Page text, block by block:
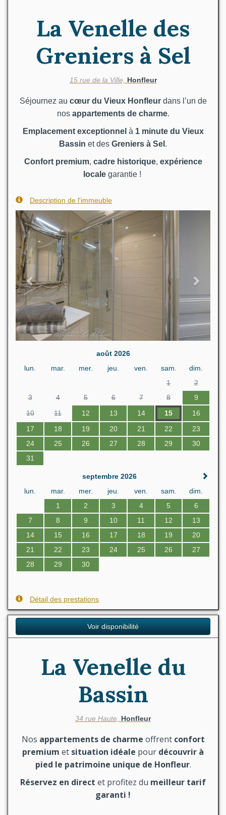
La Venelle des
Greniers à Sel
15 rue de la Ville, Honfleur
Séjournez au cœur du Vieux Honfleurdans l’un de
nos appartements de charme.
Emplacement exceptionnel à 1 minute du Vieux
Bassin et des Greniers à Sel .
Confort premium, cadre historique, expérience
locale garantie !
Description de l'immeuble
Previous
août 2026
lun.
mar. mer. jeu. ven. sam.
dim.
1
2
3
4 5 6 7 8
9
10
11 12 13 14 15
16
17
18 19 20 21 22
23
24
25 26 27 28 29
30
31
septembre 2026
lun.
mar. mer. jeu. ven. sam.
dim.
1
2 3 4 5
6
7
8 9 10 11 12
13
14
15 16 17 18 19
20
21
22 23 24 25 26
27
28
29 30
Détail des prestations
Voir disponibilité
La Venelle du
Bassin
34 rue Haute, Honfleur
Nos appartements de charme offrent confort
premium et situation idéale pour découvrir à
pied le patrimoine unique de Honfleur.
Réservez en direct et profitez du meilleur tarif
garanti !